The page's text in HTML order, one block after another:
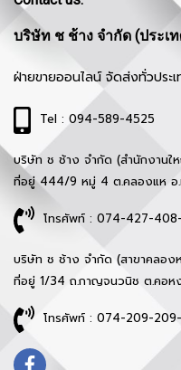
บริษัท ช ช้าง จำกัด (ประเ
ฝ่ายขายออนไลน์ จัดส่งทั่วประ
Tel : 094-589-4525
บริษัท ช ช้าง จำกัด (สำนักงานใ
ที่อยู่ 444/9 หมู่ 4 ต.คลองแห อ.
โทรศัพท์ : 074-427-
บริษัท ช ช้าง จำกัด (สาขาคลอง
ที่อยู่ 1/34 ถ.กาญจนวนิช ต.คอห
โทรศัพท์ : 074-209-209-